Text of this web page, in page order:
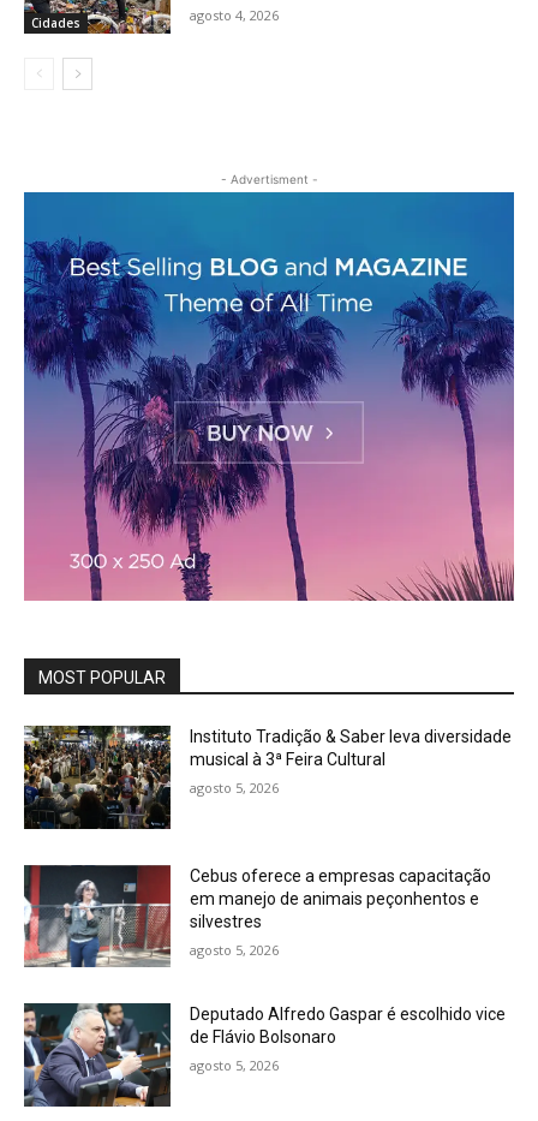
Cidades agosto 4, 2026
- Advertisment -
MOST POPULAR
Instituto Tradição & Saber leva diversidade
musical à 3ª Feira Cultural
agosto 5, 2026
Cebus oferece a empresas capacitação
em manejo de animais peçonhentos e
silvestres
agosto 5, 2026
Deputado Alfredo Gaspar é escolhido vice
de Flávio Bolsonaro
agosto 5, 2026